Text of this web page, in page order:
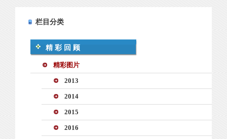
栏目分类
精彩回顾
精彩图片
2013
2014
2015
2016